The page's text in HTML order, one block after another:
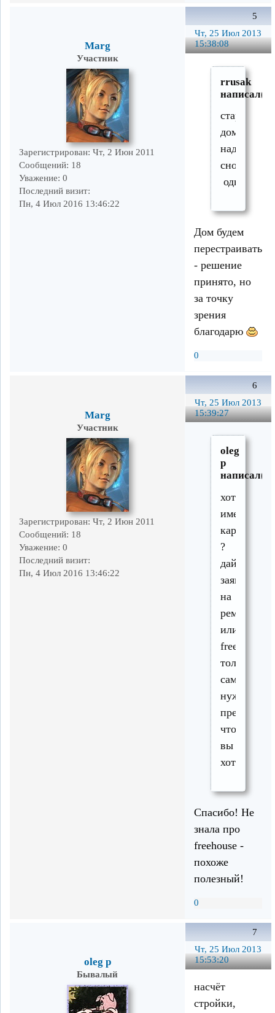
5
Чт, 25 Июл 2013
15:38:08
Marg
Участник
Зарегистрирован: Чт, 2 Июн 2011
Сообщений: 18
Уважение: 0
Последний визит:
Пн, 4 Июл 2016 13:46:22
rrusak
старый
дом
надо
сносить
Дом будем
перестраивать
- решение
принято, но
за точку
зрения
благодарю
0
6
Чт, 25 Июл 2013
15:39:27
Marg
Участник
Зарегистрирован: Чт, 2 Июн 2011
Сообщений: 18
Уважение: 0
Последний визит:
Пн, 4 Июл 2016 13:46:22
oleg
p
хотите
иметь
картину
?
дайте
заявку
на
или
freehouse.
только
самим
нужно
что
вы
хотите.
Спасибо! Не
знала про
freehouse -
похоже
полезный!
0
7
Чт, 25 Июл 2013
15:53:20
oleg p
Бывалый
насчёт
стройки,